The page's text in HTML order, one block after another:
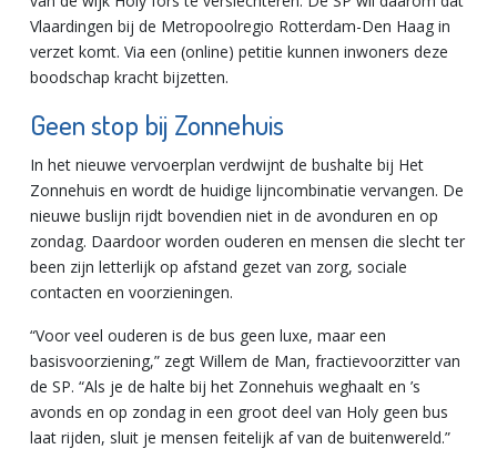
Vlaardingen bij de Metropoolregio Rotterdam-Den Haag in
verzet komt. Via een (online) petitie kunnen inwoners deze
boodschap kracht bijzetten.
Geen stop bij Zonnehuis
In het nieuwe vervoerplan verdwijnt de bushalte bij Het
Zonnehuis en wordt de huidige lijncombinatie vervangen. De
nieuwe buslijn rijdt bovendien niet in de avonduren en op
zondag. Daardoor worden ouderen en mensen die slecht ter
been zijn letterlijk op afstand gezet van zorg, sociale
contacten en voorzieningen.
“Voor veel ouderen is de bus geen luxe, maar een
basisvoorziening,” zegt Willem de Man, fractievoorzitter van
de SP. “Als je de halte bij het Zonnehuis weghaalt en ’s
avonds en op zondag in een groot deel van Holy geen bus
laat rijden, sluit je mensen feitelijk af van de buitenwereld.”